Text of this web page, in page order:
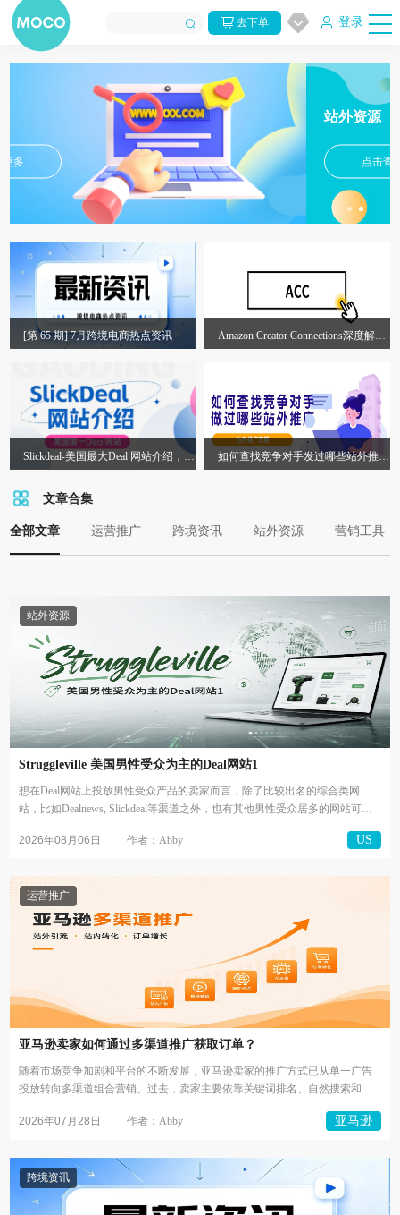
去下单 登录
站外资源
点击查看
[第 65 期] 7月跨境电商热点资讯 Amazon Creator Connections深度解
析：亚马逊为何重构联盟营销模式
Slickdeal-美国最大Deal 网站介绍，从
2.0到3.0发帖有哪些变化？
如何查找竞争对手发过哪些站外推广
文章合集
全部文章 运营推广 跨境资讯 站外资源 营销工具
站外资源
Struggleville 美国男性受众为主的Deal网站1
想在Deal网站上投放男性受众产品的卖家而言，除了比较出名的综合类网
站，比如Dealnews, Slickdeal等渠道之外，也有其他男性受众居多的网站可以
2026年08月06日
作者：Abby US
运营推广
亚马逊卖家如何通过多渠道推广获取订单？
随着市场竞争加剧和平台的不断发展，亚马逊卖家的推广方式已从单一广告
投放转向多渠道组合营销。过去，卖家主要依靠关键词排名、自然搜索和站
2026年07月28日
作者：Abby 亚马逊
跨境资讯